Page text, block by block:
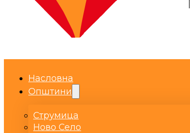
Насловна
Општини
Струмица
Ново Село